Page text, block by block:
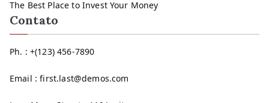
The Best Place to Invest Your Money
Contato
Ph. : +(123) 456-7890
Email : first.last@demos.com